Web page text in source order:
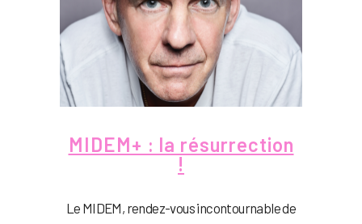
MIDEM+ : la résurrection
!
Le MIDEM, rendez-vous incontournable de